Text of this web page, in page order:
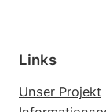
Links
Unser Projekt